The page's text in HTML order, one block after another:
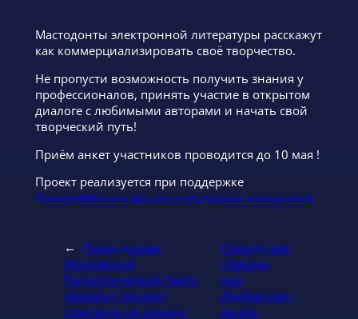
Мастодонты электронной литературы расскажут
как коммерциализировать своё творчество.
Не пропусти возможность получить знания у
профессионалов, принять участие в открытом
диалоге с любимыми авторами и начать свой
творческий путь!
Приём анкет участников проводится до 10 мая !
Проект реализуется при поддержке
Президентского фонда культурных инициатив
←
Предыдущая:
Московский
Патриотический Театр
«Варяги» покажет
спектакль по роману
Следующая:
«Звёзды
над
Донбассом»:
вызов,